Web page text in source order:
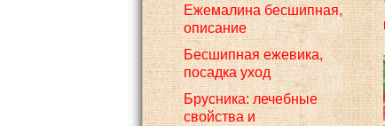
Eжемалина бесшипная,
описание
Бесшипная ежевика,
посадка уход
Брусника: лечебные
свойства и